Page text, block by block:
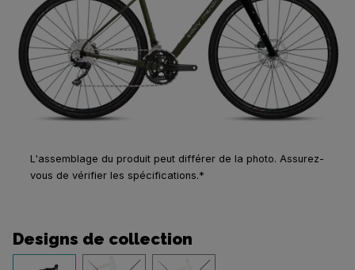
L'assemblage du produit peut différer de la photo. Assurez-
vous de vérifier les spécifications.*
Designs de collection